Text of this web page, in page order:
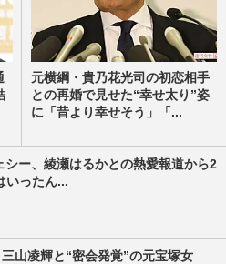
元横綱・貴乃花光司の初恋相手
との再婚で見せた“幸せ太り”姿
に「昔より幸せそう」「...
シー、綾瀬はるかとの熱愛報道から2
いったん...
山凌輝と“密会発覚”の元宝塚女